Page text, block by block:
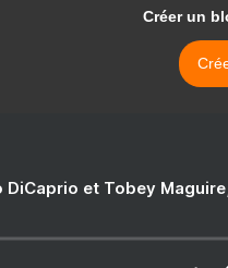
Créer un
DiCaprio et Tobey